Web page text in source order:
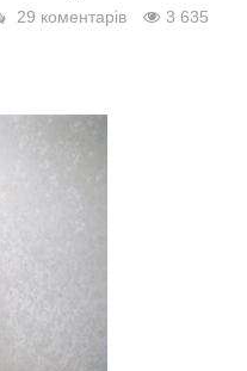
29 коментарів 3 635